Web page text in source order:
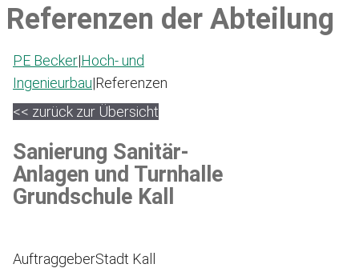
Referenzen der Abteilung
PE Becker|Hoch- und
Ingenieurbau|Referenzen
<< zurück zur Übersicht
Sanierung Sanitär-
Anlagen und Turnhalle
Grundschule Kall
AuftraggeberStadt Kall